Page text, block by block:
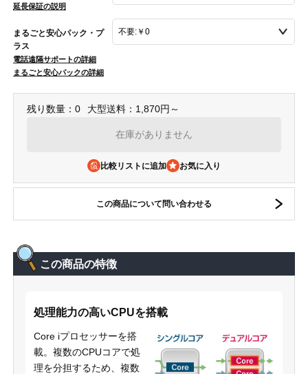
延長保証の説明
まるごと安心パック・プ
ラス
電話遠隔サポートの詳細
まるごと安心パックの詳細
残り数量：0 大型送料：1,870円～
在庫がありません
比較リストに追加
この商品について問い合わせる
この商品の特徴
処理能力の高いCPUを搭載
Core iプロセッサーを搭
載。複数のCPUコアで処
理を分担するため、複数